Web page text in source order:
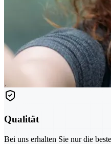
Qualität
Bei uns erhalten Sie nur die